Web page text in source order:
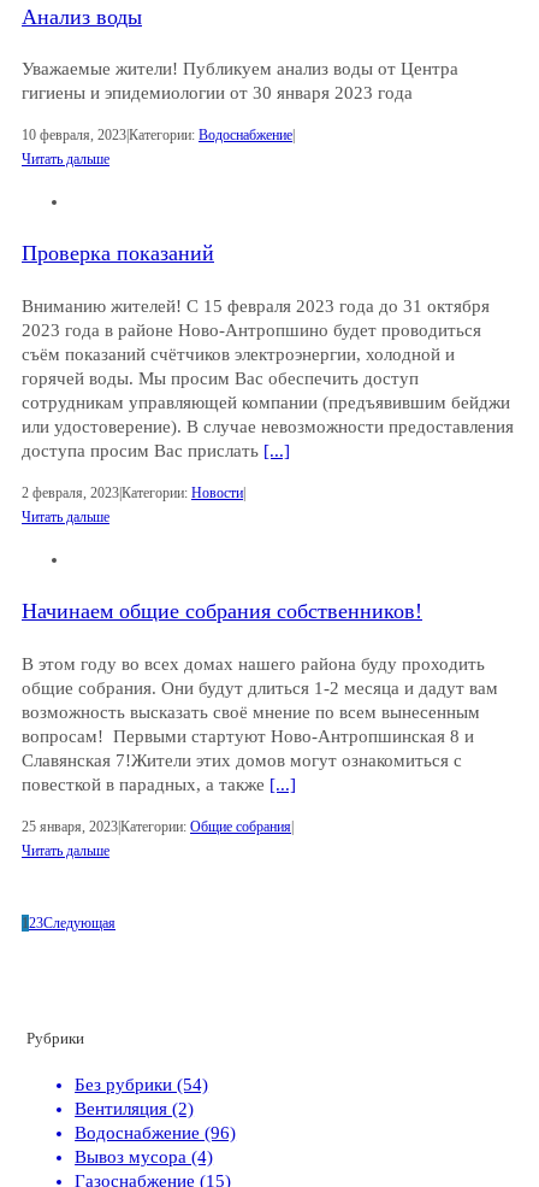
Анализ воды
Уважаемые жители! Публикуем анализ воды от Центра
гигиены и эпидемиологии от 30 января 2023 года
10 февраля, 2023Категории: Водоснабжение
Читать дальше
Проверка показаний
Вниманию жителей! С 15 февраля 2023 года до 31 октября
2023 года в районе Ново-Антропшино будет проводиться
съём показаний счётчиков электроэнергии, холодной и
горячей воды. Мы просим Вас обеспечить доступ
сотрудникам управляющей компании (предъявившим бейджи
или удостоверение). В случае невозможности предоставления
доступа просим Вас прислать [...]
2 февраля, 2023Категории: Новости
Читать дальше
Начинаем общие собрания собственников!
В этом году во всех домах нашего района буду проходить
общие собрания. Они будут длиться 1-2 месяца и дадут вам
возможность высказать своё мнение по всем вынесенным
вопросам! Первыми стартуют Ново-Антропшинская 8 и
Славянская 7!Жители этих домов могут ознакомиться с
повесткой в парадных, а также [...]
25 января, 2023Категории: Общие собрания
Читать дальше
123Следующая
Рубрики
Без рубрики (54)
Вентиляция (2)
Водоснабжение (96)
Вывоз мусора (4)
Газоснабжение (15)